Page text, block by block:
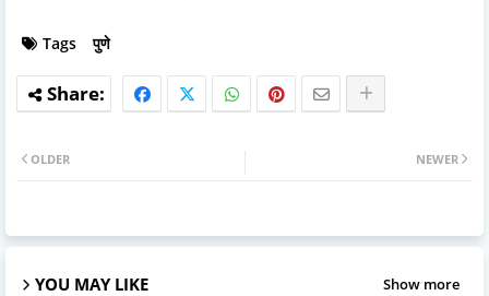
Tags पुणे
NEWER
OLDER
YOU MAY LIKE Show more